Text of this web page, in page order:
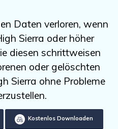
Testen
kostenlos
ALLE FUNKTIONEN ENTDECKEN
Daten verloren, wenn
Sierra oder höher
diesen schrittweisen
oder gelöschten
Sierra ohne Probleme
Kostenlos Downloaden